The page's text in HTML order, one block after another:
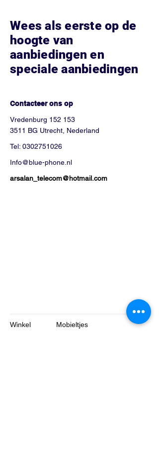
Wees als eerste op de
hoogte van
aanbiedingen en
speciale aanbiedingen
Contacteer ons op
Vredenburg 152 153
3511 BG Utrecht, Nederland
Tel: 0302751026
Info@blue-phone.nl
arsalan_telecom@hotmail.com
Winkel
Mobieltjes